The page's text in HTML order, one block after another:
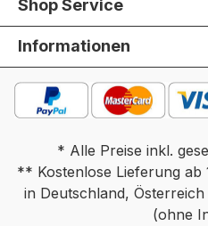
Shop Service
Informationen
* Alle Preise inkl.
** Kostenlose Lieferung ab
in Deutschland,
(ohne